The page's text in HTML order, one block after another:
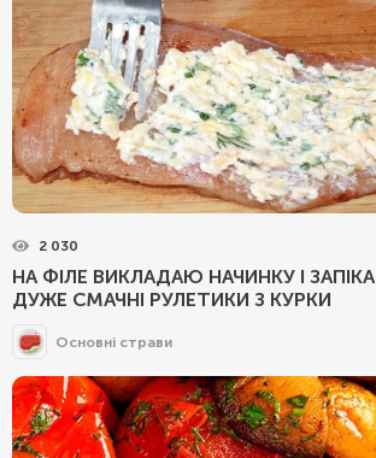
2 030
НА ФІЛЕ ВИКЛАДАЮ НАЧИНКУ І
ДУЖЕ СМАЧНІ РУЛЕТИКИ З КУРКИ
Основні страви